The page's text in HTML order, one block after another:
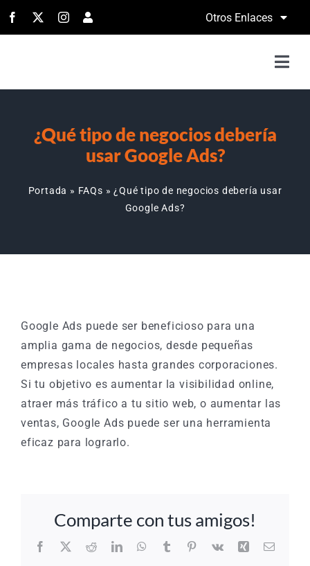
Saltar
Otros Enlaces
¿Qué tipo de negocios debería
usar Google Ads?
Portada » FAQs »¿Qué tipo de negocios debería usar
Google Ads?
Google Ads puede ser beneficioso para una
amplia gama de negocios, desde pequeñas
empresas locales hasta grandes corporaciones.
Si tu objetivo es aumentar la visibilidad online,
atraer más tráfico a tu sitio web, o aumentar las
ventas, Google Ads puede ser una herramienta
eficaz para lograrlo.
Comparte con tus amigos!
Facebook RedditLinkedInWhatsApp
TumblrPinterest
Vk XingCorreo